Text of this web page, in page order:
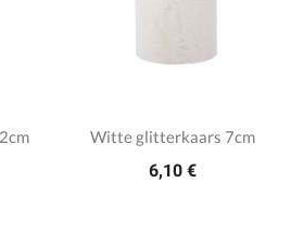
Witte glitterkaars 7cm
6,10 €